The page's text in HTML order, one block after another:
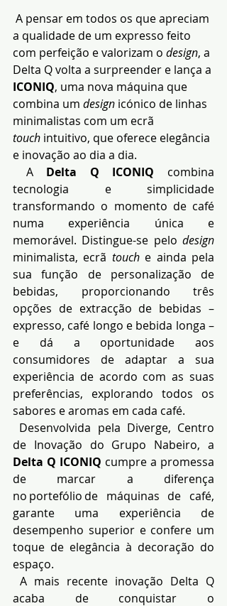
A pensar em todos os que apreciam
a qualidade de um expresso feito
com perfeição e valorizam o design, a
Delta Q volta a surpreender e lança a
ICONIQ, uma nova máquina que
combina um design icónico de linhas
minimalistas com um ecrã
touch intuitivo, que oferece elegância
e inovação ao dia a dia.
A Delta Q ICONIQ combina
tecnologia e simplicidade
transformando o momento de café
numa experiência única e
memorável. Distingue-se pelo
minimalista, ecrã touch e ainda pela
sua função de personalização de
bebidas, proporcionando três
opções de extracção de bebidas –
expresso, café longo e bebida longa –
e dá a oportunidade aos
consumidores de adaptar a sua
experiência de acordo com as suas
preferências, explorando todos os
sabores e aromas em cada café.
Desenvolvida pela Diverge, Centro
Delta Q ICONIQ cumpre a promessa
de marcar a diferença
no portefólio de máquinas de café,
garante uma experiência de
desempenho superior e confere um
toque de elegância à decoração do
espaço.
A mais recente inovação Delta Q